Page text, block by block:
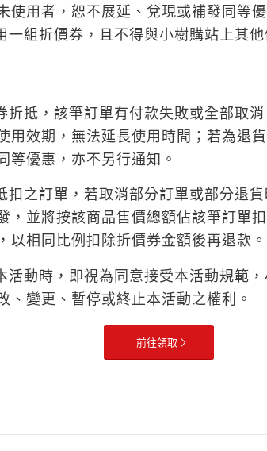
使用者，恕不展延、兌現或補發同等優
一組折價券，且不得與小樹購站上其他
折抵，該筆訂單有付款失敗或全部取
用效期，無法延長使用時間；若為退
等優惠，亦不另行通知。
扣之訂單，若取消部分訂單或部分退
，並將按該商品售價總額佔該筆訂單
以相同比例扣除折價券金額後再退款。
活動時，即視為同意接受本活動規範
、變更、暫停或終止本活動之權利。
前往領取